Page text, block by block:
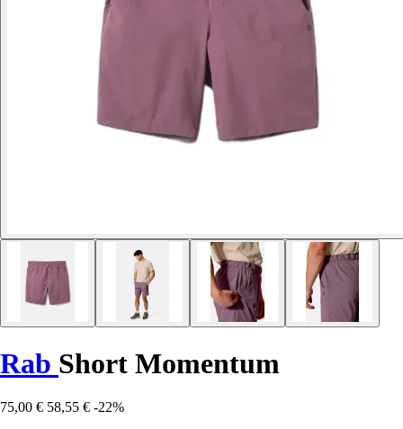
Rab Short Momentum
75,00 € 58,55 € -22%